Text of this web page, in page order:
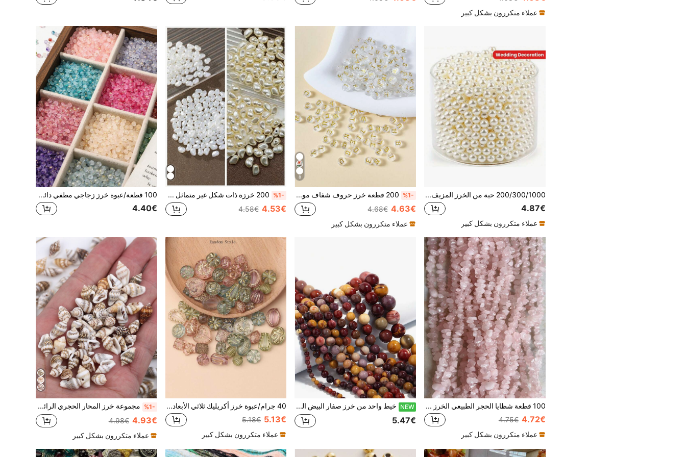
عملاء متكررون بشكل كبير
200/300/1000 حبة من الخرز المزيف اللؤلؤي بدون ثقوب، للأشغال اليدوية والمجوهرات وملء الأواني والتزيين على الطاولات وديكورات الزفاف
4.87€
عملاء متكررون بشكل كبير
8
%1- 200 قطعة خرز حروف شفاف موضة إكسسوارات مجوهرات للأساور أو القلائد
4.63€
4.68€
عملاء متكررون بشكل كبير
%1- 200 خرزة ذات شكل غير متماثل عصري لصنع أساور اللؤلؤ الزائف، قلادات صناعة المجوهرات اصنعها بنفسك
4.53€
4.58€
100 قطعة/عبوة خرز زجاجي مطفي دائري ملون بقطر 4 مم، خرز فضفاض بنهاية مطفية لصنع أساور وقلائد وأقراط المجوهرات، مستلزمات صنع المجوهرات
4.40€
100 قطعة شظايا الحجر الطبيعي الخرز 3-6 مللي متر 7 شقرا مجموعة جوهرة كريستال سوار DIY بها بنفسك مجوهرات سوار اليدوية مجوهرات اكسسوارات اليدوية الطبيعية جوهرة قلادة سوار الكاحل الخصر سلسلة صنع الملحقات
4.72€
4.75€
عملاء متكررون بشكل كبير
NEW خيط واحد من خرز صفار البيض الطبيعي 4/6/8/10 مم خرز حجري مستدير فضفاض لصنع المجوهرات DIY تمائم قلادة أساور إكسسوارات
5.47€
40 جرام/عبوة خرز أكريليك ثلاثي الأبعاد ملون بحواف ذهبية بتصميم عشوائي، خرز فضفاض على شكل زهرة بيضاوي غير متماثل لصنع المجوهرات DIY وسلاسل الهاتف والأساور وإكسسوارات الشعر ومواد الحقائب
5.13€
5.18€
عملاء متكررون بشكل كبير
%1- مجموعة خرز المحار الحجري الرائجة 30 جرام لصنع المجوهرات للنساء في العطلات
4.93€
4.98€
عملاء متكررون بشكل كبير